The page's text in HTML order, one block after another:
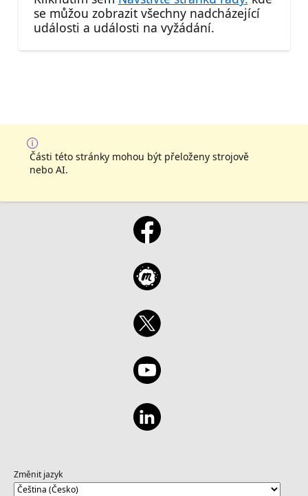
se můžou zobrazit všechny nadcházející
události a události na vyžádání.
Části této stránky mohou být přeloženy strojově
nebo AI.
Změnit jazyk